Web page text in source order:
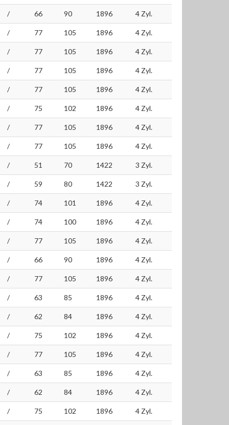
/ 66 90 1896 4 Zyl.
/ 77 105 1896 4 Zyl.
/ 77 105 1896 4 Zyl.
/ 77 105 1896 4 Zyl.
/ 77 105 1896 4 Zyl.
/ 75 102 1896 4 Zyl.
/ 77 105 1896 4 Zyl.
/ 77 105 1896 4 Zyl.
/ 51 70 1422 3 Zyl.
/ 59 80 1422 3 Zyl.
/ 74 101 1896 4 Zyl.
/ 74 100 1896 4 Zyl.
/ 77 105 1896 4 Zyl.
/ 66 90 1896 4 Zyl.
/ 77 105 1896 4 Zyl.
/ 63 85 1896 4 Zyl.
/ 62 84 1896 4 Zyl.
/ 75 102 1896 4 Zyl.
/ 77 105 1896 4 Zyl.
/ 63 85 1896 4 Zyl.
/ 62 84 1896 4 Zyl.
/ 75 102 1896 4 Zyl.